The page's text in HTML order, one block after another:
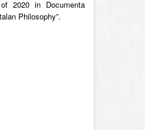
2020 in Documenta
Philosophy”.